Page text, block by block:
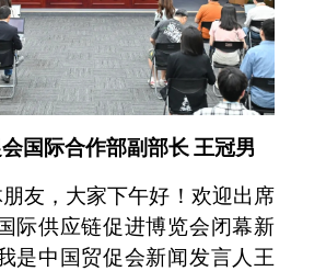
国际合作部副部长 王冠男
友，大家下午好！欢迎出席
际供应链促进博览会闭幕新
是中国贸促会新闻发言人王